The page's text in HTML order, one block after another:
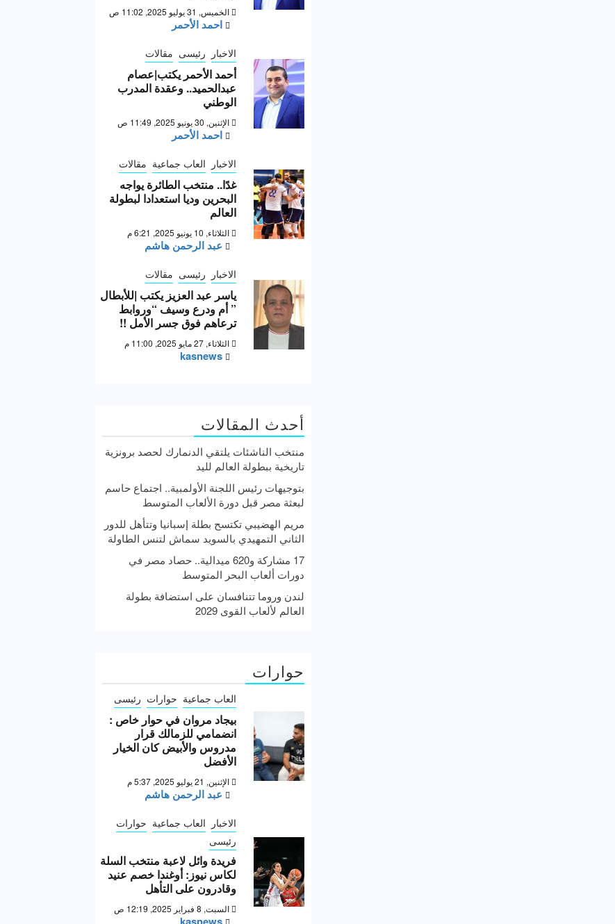
الخميس, 31 يوليو 2025, 11:02 ص
احمد الأحمر
الاخبار رئيسى مقالات
أحمد الأحمر يكتب|عصام
عبدالحميد.. وعقدة المدرب
الوطني
الإثنين, 30 يونيو 2025, 11:49 ص
احمد الأحمر
الاخبار العاب جماعية مقالات
غدًا.. منتخب الطائرة يواجه
البحرين وديا استعدادا لبطولة
العالم
الثلاثاء, 10 يونيو 2025, 6:21 م
عبد الرحمن هاشم
الاخبار رئيسى مقالات
ياسر عبد العزيز يكتب |للأبطال
” أم ودرع وسيف “وروابط
ترعاهم فوق جسر الأمل !!
الثلاثاء, 27 مايو 2025, 11:00 م
kasnews
أحدث المقالات
منتخب الناشئات يلتقي الدنمارك لحصد برونزية
تاريخية ببطولة العالم لليد
بتوجيهات رئيس اللجنة الأولمبية.. اجتماع حاسم
لبعثة مصر قبل دورة الألعاب المتوسط
مريم الهضيبي تكتسح بطلة إسبانيا وتتأهل للدور
الثاني التمهيدي بالسويد سماش لتنس الطاولة
17 مشاركة و620 ميدالية.. حصاد مصر في
دورات ألعاب البحر المتوسط
لندن وروما تتنافسان على استضافة بطولة
العالم لألعاب القوى 2029
حوارات
العاب جماعية حوارات رئيسى
بيجاد مروان في حوار خاص :
انضمامي للزمالك قرار
مدروس والأبيض كان الخيار
الأفضل
الإثنين, 21 يوليو 2025, 5:37 م
عبد الرحمن هاشم
الاخبار العاب جماعية حوارات
رئيسى
فريدة وائل لاعبة منتخب السلة
لكاس نيوز: أوغندا خصم عنيد
وقادرون على التأهل
السبت, 8 فبراير 2025, 12:19 ص